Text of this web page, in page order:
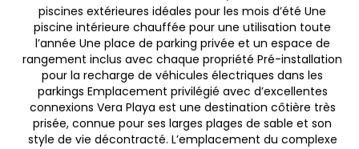
piscines extérieures idéales pour les mois d’été Une
piscine intérieure chauffée pour une utilisation toute
l’année Une place de parking privée et un espace de
rangement inclus avec chaque propriété Pré-installation
pour la recharge de véhicules électriques dans les
parkings Emplacement privilégié avec d’excellentes
connexions Vera Playa est une destination côtière très
prisée, connue pour ses larges plages de sable et son
style de vie décontracté. L’emplacement du complexe